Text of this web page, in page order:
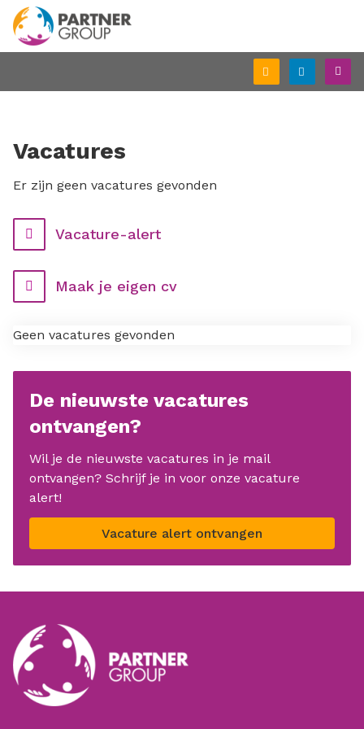
Schrijf
je
Vacatures
Er zijn geen vacatures gevonden
Vacature-alert
Maak je eigen cv
Geen vacatures gevonden
De nieuwste vacatures
ontvangen?
Wil je de nieuwste vacatures in je mail
ontvangen? Schrijf je in voor onze vacature
alert!
Vacature alert ontvangen